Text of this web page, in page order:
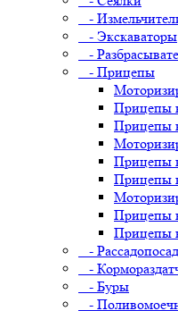
-
- Экскаваторы
-
- Прицепы
Прицепы
Прицепы
Прицепы
Прицепы
Прицепы
Прицепы
-
-
- Буры
-